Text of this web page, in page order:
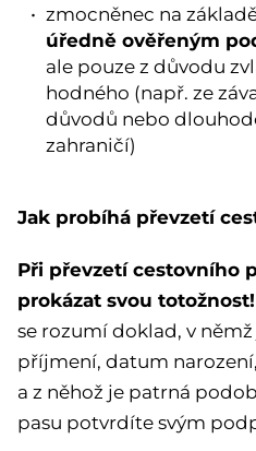
zmocněnec na
úředně ověřeným
ale pouze z důvodu
hodného (např. ze
důvodů nebo
zahraničí)
Jak probíhá převzetí
Při převzetí cestovního
prokázat svou totožnost!
se rozumí doklad, v
příjmení, datum
a z něhož je patrná
pasu potvrdíte svým